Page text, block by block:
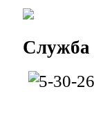
Служба